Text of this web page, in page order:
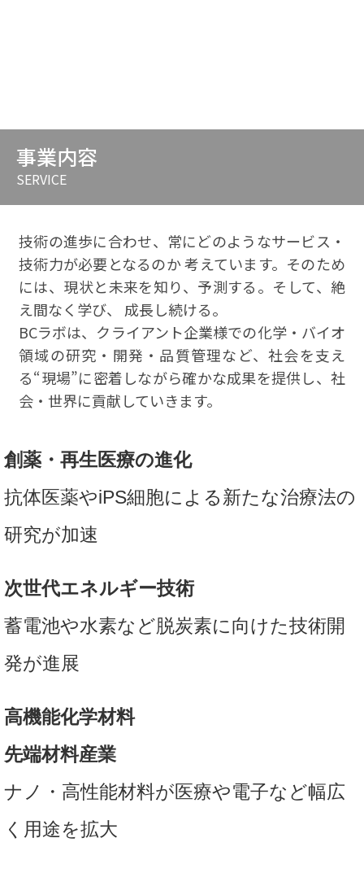
事業内容
SERVICE
技術の進歩に合わせ、常にどのようなサービス・
技術力が必要となるのか 考えています。そのため
には、現状と未来を知り、予測する。そして、絶
え間なく学び、 成長し続ける。
BCラボは、クライアント企業様での化学・バイオ
領域の研究・開発・品質管理など、社会を支え
る“現場”に密着しながら確かな成果を提供し、社
会・世界に貢献していきます。
創薬・再生医療の進化
抗体医薬やiPS細胞による新たな治療法の
研究が加速
次世代エネルギー技術
蓄電池や水素など脱炭素に向けた技術開
発が進展
高機能化学材料
先端材料産業
ナノ・高性能材料が医療や電子など幅広
く用途を拡大